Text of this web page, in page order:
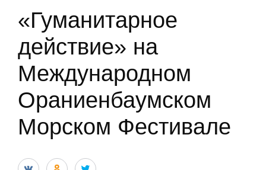
«Гуманитарное
действие» на
Международном
Ораниенбаумском
Морском Фестивале